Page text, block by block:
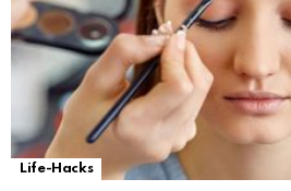
Life-Hacks